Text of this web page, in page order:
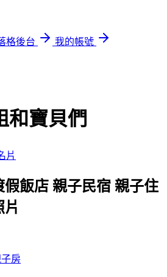
格後台
我的帳號
和寶貝們
片
假飯店 親子民宿 親子住